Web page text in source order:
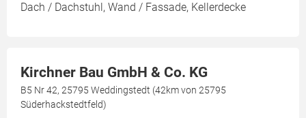
Dach / Dachstuhl, Wand / Fassade, Kellerdecke
Kirchner Bau GmbH & Co. KG
B5 Nr 42, 25795 Weddingstedt (42km von 25795
Süderhackstedtfeld)